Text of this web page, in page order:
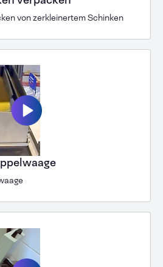
von zerkleinertem Schinken